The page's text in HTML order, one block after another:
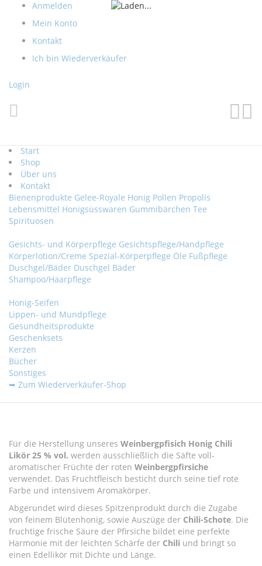
Direkt
Inhalt
Anmelden
Mein Konto
Kontakt
Ich bin Wiederverkäufer
Login
Start
Shop
Über uns
Kontakt
Bienenprodukte Gelee-Royale Honig Pollen Propolis
Lebensmittel Honigsüsswaren Gummibärchen Tee
Spirituosen
Gesichts- und Körperpflege Gesichtspflege/Handpflege
Körperlotion/Creme Spezial-Körperpflege Öle Fußpflege
Duschgel/Bäder Duschgel Bäder
Shampoo/Haarpflege
Honig-Seifen
Lippen- und Mundpflege
Gesundheitsprodukte
Geschenksets
Kerzen
Bücher
Sonstiges
➥ Zum Wiederverkäufer-Shop
Für die Herstellung unseres Weinbergpfisich Honig Chili
Likör 25 % vol. werden ausschließlich die Säfte voll-
aromatischer Früchte der roten Weinbergpfirsiche
verwendet. Das Fruchtfleisch besticht durch seine tief rote
Farbe und intensivem Aromakörper.
Abgerundet wird dieses Spitzenprodukt durch die Zugabe
von feinem Blütenhonig, sowie Auszüge der Chili-Schote. Die
fruchtige frische Säure der Pfirsiche bildet eine perfekte
Harmonie mit der leichten Schärfe der Chili und bringt so
einen Edellikör mit Dichte und Länge.
Ende
der
Bildergalerie
springen
Anfang
der
Bildergalerie
springen